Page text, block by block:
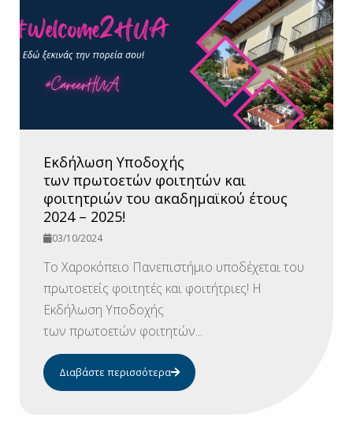
Εκδήλωση Υποδοχής
των πρωτοετών φοιτητών και
φοιτητριών του ακαδημαϊκού έτους
2024 – 2025!
03/10/2024
Το Χαροκόπειο Πανεπιστήμιο υποδέχεται του
πρωτοετείς φοιτητές και φοιτήτριες! Η
Εκδήλωση Υποδοχής
των πρωτοετών φοιτητών...
Διαβάστε περισσότερα